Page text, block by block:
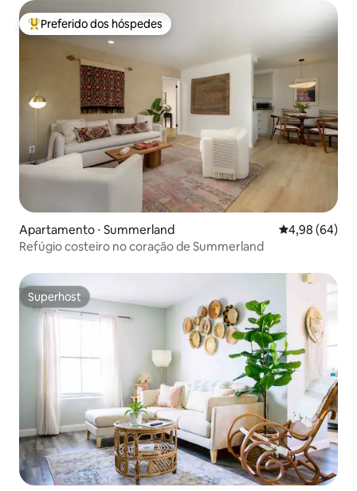
Entre os melhores preferidos dos hóspedes
Preferido dos hóspedes
Apartamento ⋅ Summerland 4,98 de uma
4,98 (64)
Refúgio costeiro no coração de Summerland
Superhost
Superhost